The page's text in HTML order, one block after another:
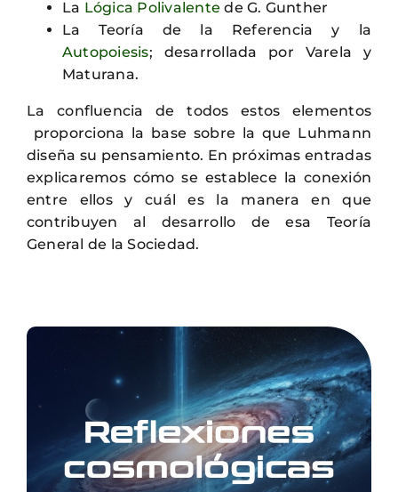
La Lógica Polivalente de G. Gunther
La Teoría de la Referencia y la
Autopoiesis; desarrollada por Varela y
Maturana.
La confluencia de todos estos elementos
proporciona la base sobre la que Luhmann
diseña su pensamiento. En próximas entradas
explicaremos cómo se establece la conexión
entre ellos y cuál es la manera en que
contribuyen al desarrollo de esa Teoría
General de la Sociedad.